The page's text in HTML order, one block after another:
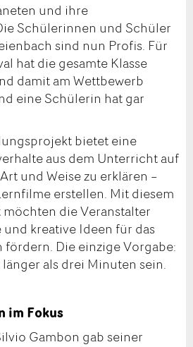
und ihre
Schülerinnen und Schüler
sind nun Profis. Für
hat die gesamte Klasse
damit am Wettbewerb
eine Schülerin hat gar
bietet eine
aus dem Unterricht auf
und Weise zu erklären –
erstellen. Mit diesem
die Veranstalter
kreative Ideen für das
Die einzige Vorgabe:
als drei Minuten sein.
im Fokus
Gambon gab seiner